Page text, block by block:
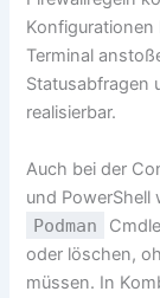
Terminal
Statusabfragen
realisierbar.
Auch bei der
und PowerShell
Podman
oder löschen,
müssen. In